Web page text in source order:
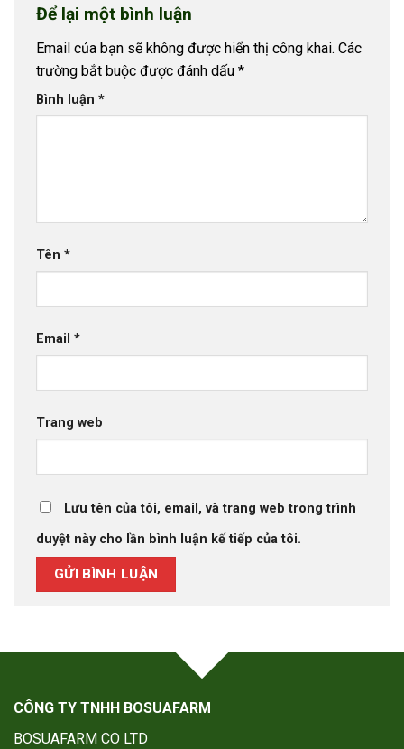
Để lại một bình luận
Email của bạn sẽ không được hiển thị công khai. Các
trường bắt buộc được đánh dấu *
Bình luận *
Tên *
Email *
Trang web
Lưu tên của tôi, email, và trang web trong trình
duyệt này cho lần bình luận kế tiếp của tôi.
CÔNG TY TNHH BOSUAFARM
BOSUAFARM CO LTD